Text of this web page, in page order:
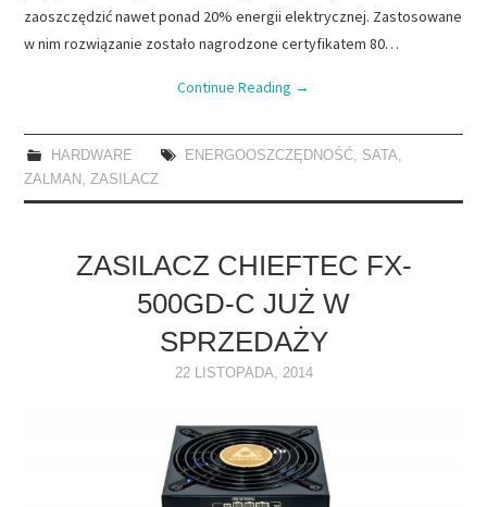
zaoszczędzić nawet ponad 20% energii elektrycznej. Zastosowane
w nim rozwiązanie zostało nagrodzone certyfikatem 80…
Continue Reading →
HARDWARE ENERGOOSZCZĘDNOŚĆ, SATA,
ZALMAN ,ZASILACZ
ZASILACZ CHIEFTEC FX-
500GD-C JUŻ W
SPRZEDAŻY
22 LISTOPADA, 2014